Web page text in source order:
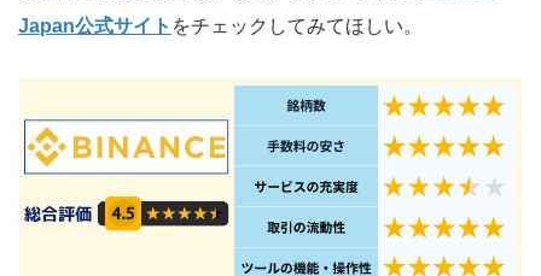
Japan公式サイト をチェックしてみてほしい。